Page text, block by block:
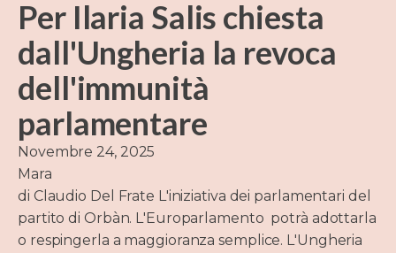
Per Ilaria Salis chiesta
dall'Ungheria la revoca
dell'immunità
parlamentare
Novembre 24, 2025
Mara
di Claudio Del Frate L'iniziativa dei parlamentari del
partito di Orbàn. L'Europarlamento potrà adottarla
o respingerla a maggioranza semplice. L'Ungheria